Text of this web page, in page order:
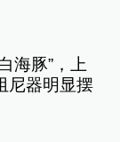
海豚”，上
尼器明显摆